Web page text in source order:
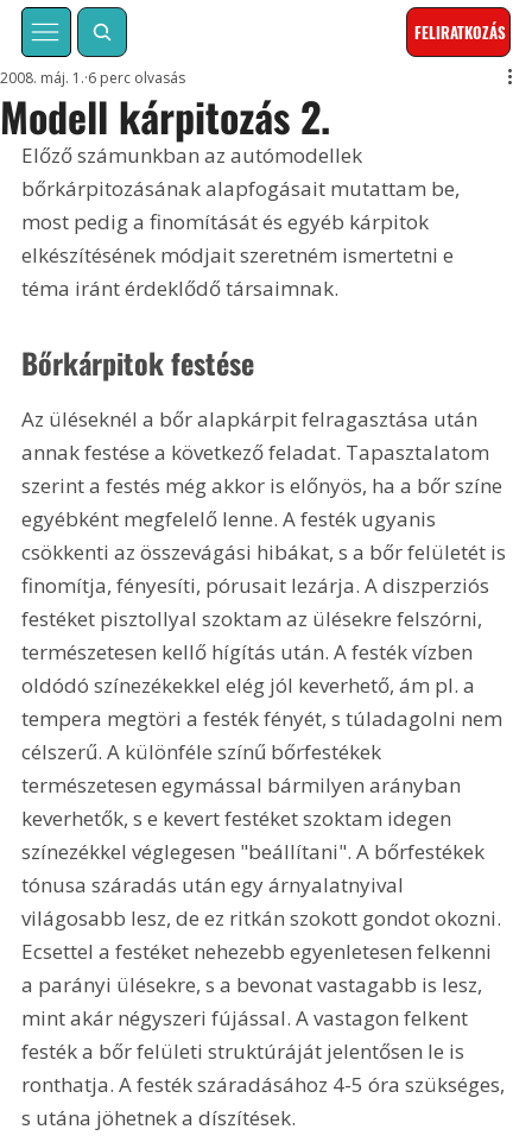
FELIRATKOZÁS
Modell kárpitozás 2.
2008. máj. 1. 6 perc olvasás
Előző számunkban az autómodellek
bőrkárpitozásának alapfogásait mutattam be,
most pedig a finomítását és egyéb kárpitok
elkészítésének módjait szeretném ismertetni e
téma iránt érdeklődő társaimnak.
Bőrkárpitok festése
Az üléseknél a bőr alapkárpit felragasztása után
annak festése a következő feladat. Tapasztalatom
szerint a festés még akkor is előnyös, ha a bőr színe
egyébként megfelelő lenne. A festék ugyanis
csökkenti az összevágási hibákat, s a bőr felületét is
finomítja, fényesíti, pórusait lezárja. A diszperziós
festéket pisztollyal szoktam az ülésekre felszórni,
természetesen kellő hígítás után. A festék vízben
oldódó színezékekkel elég jól keverhető, ám pl. a
tempera megtöri a festék fényét, s túladagolni nem
célszerű. A különféle színű bőrfestékek
természetesen egymással bármilyen arányban
keverhetők, s e kevert festéket szoktam idegen
színezékkel véglegesen "beállítani". A bőrfestékek
tónusa száradás után egy árnyalatnyival
világosabb lesz, de ez ritkán szokott gondot okozni.
Ecsettel a festéket nehezebb egyenletesen felkenni
a parányi ülésekre, s a bevonat vastagabb is lesz,
mint akár négyszeri fújással. A vastagon felkent
festék a bőr felületi struktúráját jelentősen le is
ronthatja. A festék száradásához 4-5 óra szükséges,
s utána jöhetnek a díszítések.